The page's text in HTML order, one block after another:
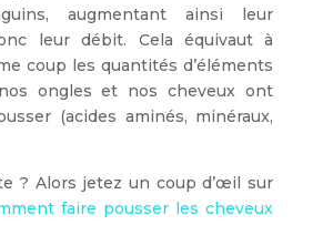
augmentant ainsi leur
leur débit. Cela équivaut à
coup les quantités d’éléments
ongles et nos cheveux ont
(acides aminés, minéraux,
? Alors jetez un coup d’œil sur
faire pousser les cheveux